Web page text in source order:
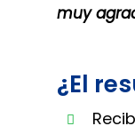
muy
¿El